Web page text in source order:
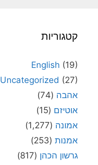
קטגוריות
English (19)
Uncategorized (27)
אהבה (74)
אוטיזם (15)
אמונה (1,277)
אמנות (253)
גרשון הכהן (817)